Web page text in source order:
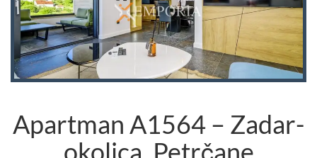
Apartman A1564 – Zadar-
okolica, Petrčane